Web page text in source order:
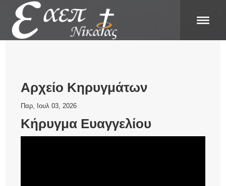
Αρχείο Κηρυγμάτων
Παρ, Ιουλ 03, 2026
Κήρυγμα Ευαγγελίου